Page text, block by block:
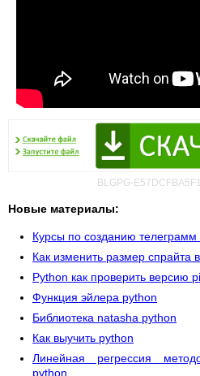
BLGPG-
Новые материалы:
Курсы по созданию телеграмм
Как изменить размер спрайта
Python как проверить версию
Функция эйлера python
Библиотека natasha python
Как выучить python
Линейная регрессия
python